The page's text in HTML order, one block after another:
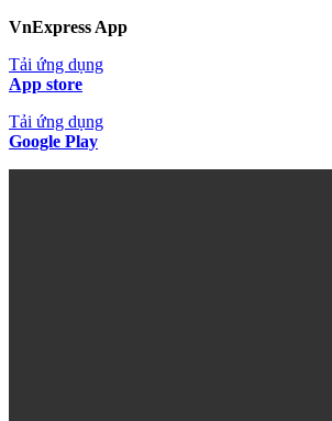
VnExpress App
Tải ứng dụng
App store
Tải ứng dụng
Google Play